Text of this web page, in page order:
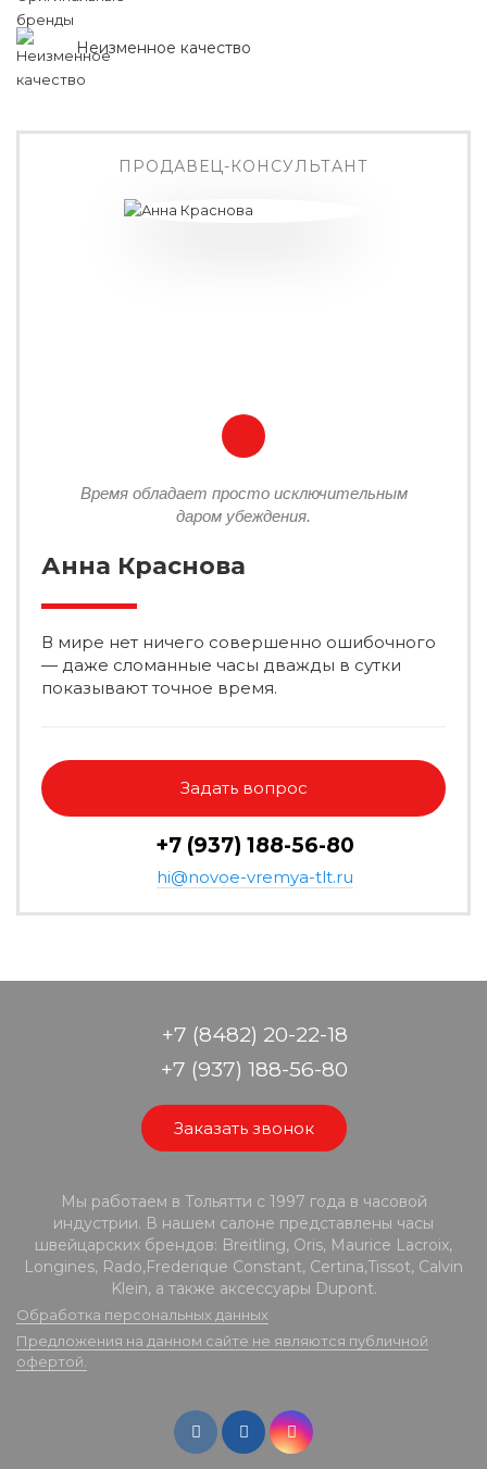
Неизменное качество
ПРОДАВЕЦ-КОНСУЛЬТАНТ
Время обладает просто исключительным
даром убеждения.
Анна Краснова
В мире нет ничего совершенно ошибочного
— даже сломанные часы дважды в сутки
показывают точное время.
Задать вопрос
+7 (937) 188-56-80
hi@novoe-vremya-tlt.ru
+7 (8482) 20-22-18
+7 (937) 188-56-80
Заказать звонок
Мы работаем в Тольятти с 1997 года в часовой
индустрии. В нашем салоне представлены часы
швейцарских брендов: Breitling, Oris, Maurice Lacroix,
Longines, Rado,Frederique Constant, Certina,Tissot, Calvin
Klein, а также аксессуары Dupont.
Обработка персональных данных
Предложения на данном сайте не являются публичной
офертой.